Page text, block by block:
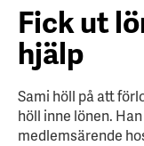
Fick ut
hjälp
Sami höll på att
höll inne lönen.
medlemsärende